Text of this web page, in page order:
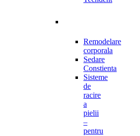
Remodelare
corporala
Sedare
Constienta
Sisteme
de
racire
a
pielii
–
pentru